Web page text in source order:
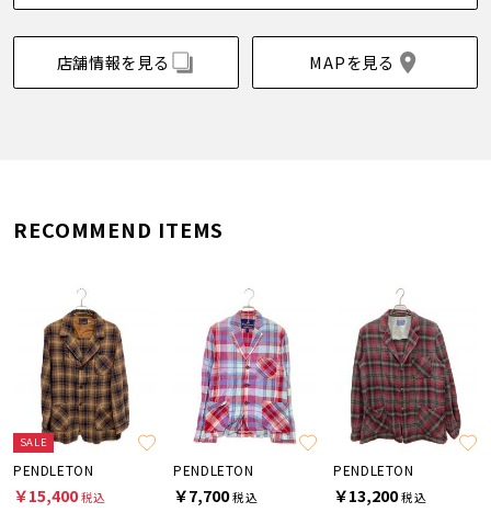
店舗情報を見る MAPを見る
RECOMMEND ITEMS
SALE
PENDLETON
￥15,400税込
PENDLETON
￥7,700税込
PENDLETON
￥13,200税込